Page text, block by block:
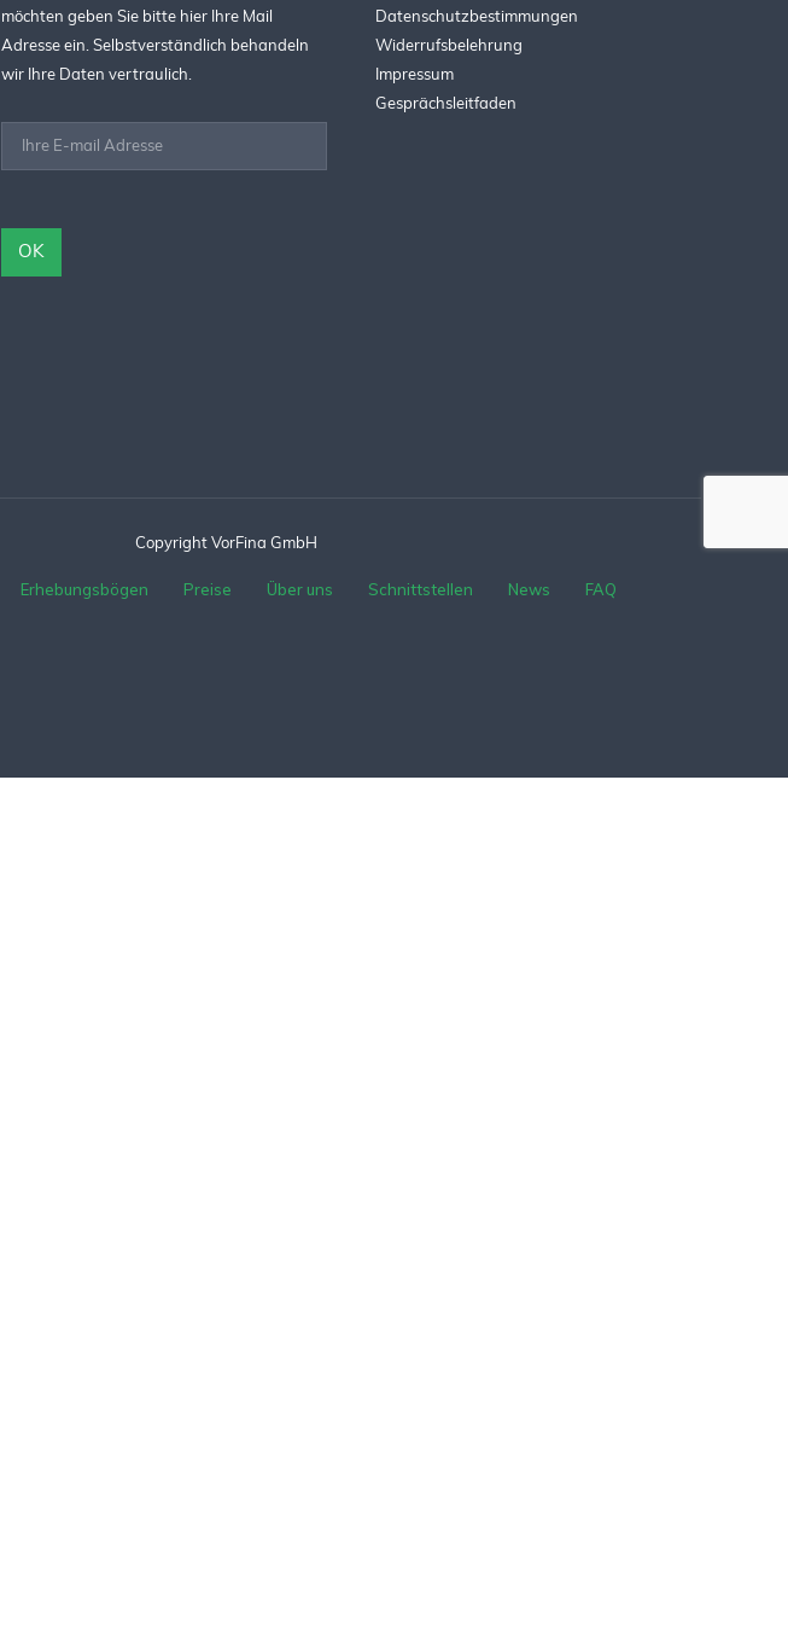
möchten geben Sie bitte hier Ihre Mail
Adresse ein. Selbstverständlich behandeln
wir Ihre Daten vertraulich.
Datenschutzbestimmungen
Widerrufsbelehrung
Impressum
Gesprächsleitfaden
Copyright VorFina GmbH
Erhebungsbögen Preise Über uns Schnittstellen News FAQ